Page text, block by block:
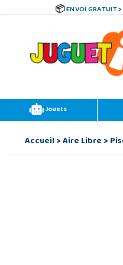
ENVOI GRATUIT
Jouets
Accueil>Aire Libre>